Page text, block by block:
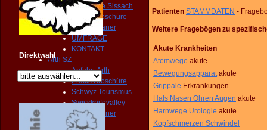
Gemeinde Sissach
Praxis Broschüre
Routenplaner
UMFRAGE
KONTAKT
Arth SZ
Anfahrt Arth
Praxis Broschüre
Schwyz Tourismus
Swissknifevalley
Routenplaner
KONTAKT
Direktwahl
Patienten STAMMDATEN -
Weitere Fragebögen zu
Akute Krankheiten
Atemwege akute
Bewegungsapparatakute
Grippale Erkrankungen
Hals Nasen Ohren Augen akute
Harnwege Urologie akute
Kopfschmerzen Schwindel